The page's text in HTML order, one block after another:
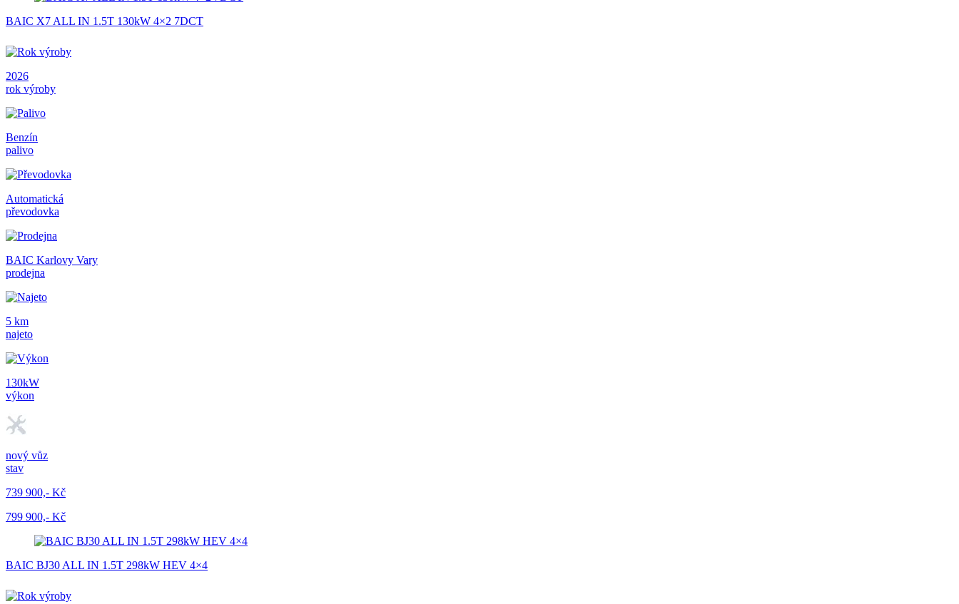
BAIC X7 ALL IN 1.5T 130kW 4×2 7DCT
2026
rok výroby
Benzín
palivo
Automatická
převodovka
BAIC Karlovy Vary
prodejna
5 km
najeto
130kW
výkon
nový vůz
stav
739 900,- Kč
799 900,- Kč
BAIC BJ30 ALL IN 1.5T 298kW HEV 4×4